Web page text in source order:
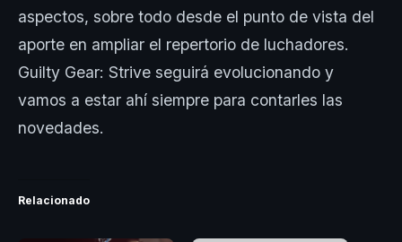
aspectos, sobre todo desde el punto de vista del
aporte en ampliar el repertorio de luchadores.
Guilty Gear: Strive seguirá evolucionando y
vamos a estar ahí siempre para contarles las
novedades.
Relacionado